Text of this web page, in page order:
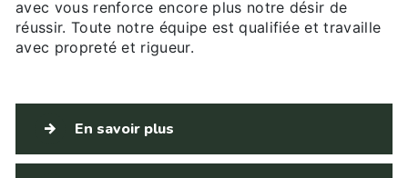
avec vous renforce encore plus notre désir de
réussir. Toute notre équipe est qualifiée et travaille
avec propreté et rigueur.
En savoir plus